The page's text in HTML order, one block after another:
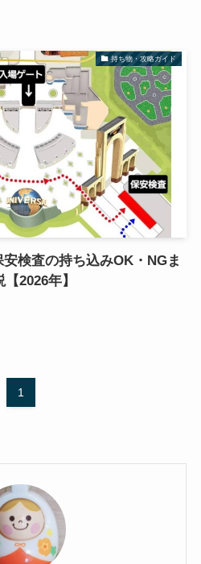
持ち物・攻略ガイド
安検査の持ち込みOK・NGま
2026年】
1